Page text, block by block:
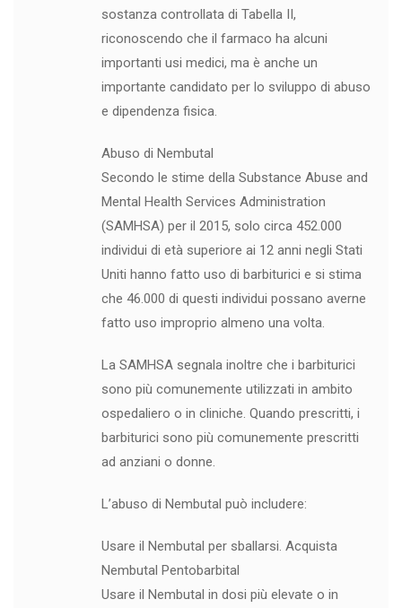
sostanza controllata di Tabella II,
riconoscendo che il farmaco ha alcuni
importanti usi medici, ma è anche un
importante candidato per lo sviluppo di abuso
e dipendenza fisica.
Abuso di Nembutal
Secondo le stime della Substance Abuse and
Mental Health Services Administration
(SAMHSA) per il 2015, solo circa 452.000
individui di età superiore ai 12 anni negli Stati
Uniti hanno fatto uso di barbiturici e si stima
che 46.000 di questi individui possano averne
fatto uso improprio almeno una volta.
La SAMHSA segnala inoltre che i barbiturici
sono più comunemente utilizzati in ambito
ospedaliero o in cliniche. Quando prescritti, i
barbiturici sono più comunemente prescritti
ad anziani o donne.
L’abuso di Nembutal può includere:
Usare il Nembutal per sballarsi. Acquista
Nembutal Pentobarbital
Usare il Nembutal in dosi più elevate o in